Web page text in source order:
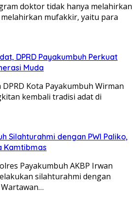
doktor tidak hanya melahirkan
mufakkir, yaitu para
DPRD Payakumbuh Perkuat
Muda
Kota Payakumbuh Wirman
kembali tradisi adat di
Silahturahmi dengan PWI Paliko,
Kamtibmas
Payakumbuh AKBP Irwan
silahturahmi dengan